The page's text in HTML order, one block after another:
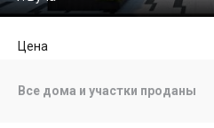
Цена
Все дома и участки проданы